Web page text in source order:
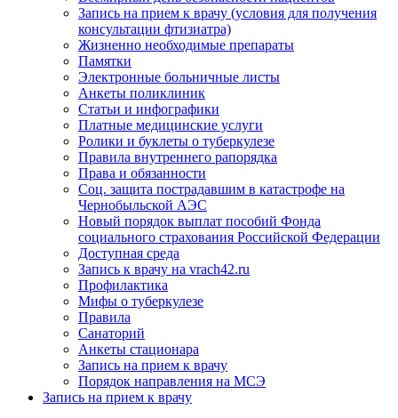
Запись на прием к врачу (условия для получения
консультации фтизиатра)
Жизненно необходимые препараты
Памятки
Электронные больничные листы
Анкеты поликлиник
Статьи и инфографики
Платные медицинские услуги
Ролики и буклеты о туберкулезе
Правила внутреннего рапорядка
Права и обязанности
Соц. защита пострадавшим в катастрофе на
Чернобыльской АЭС
Новый порядок выплат пособий Фонда
социального страхования Российской Федерации
Доступная среда
Запись к врачу на vrach42.ru
Профилактика
Мифы о туберкулезе
Правила
Санаторий
Анкеты стационара
Запись на прием к врачу
Порядок направления на МСЭ
Запись на прием к врачу